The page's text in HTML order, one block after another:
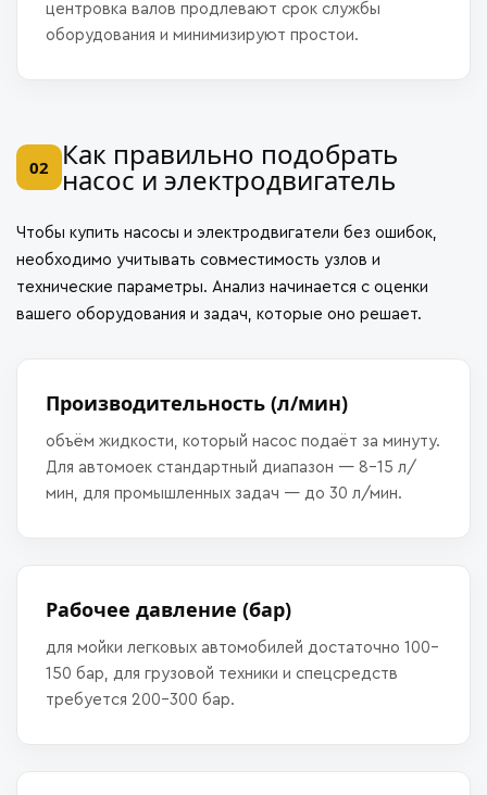
центровка валов продлевают срок службы
оборудования и минимизируют простои.
02 Как правильно подобрать
насос и электродвигатель
Чтобы купить насосы и электродвигатели без ошибок,
необходимо учитывать совместимость узлов и
технические параметры. Анализ начинается с оценки
вашего оборудования и задач, которые оно решает.
Производительность (л/мин)
объём жидкости, который насос подаёт за минуту.
Для автомоек стандартный диапазон — 8–15 л/
мин, для промышленных задач — до 30 л/мин.
Рабочее давление (бар)
для мойки легковых автомобилей достаточно 100–
150 бар, для грузовой техники и спецсредств
требуется 200–300 бар.